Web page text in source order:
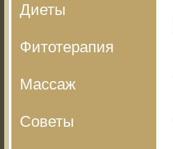
Диеты
Фитотерапия
Массаж
Советы